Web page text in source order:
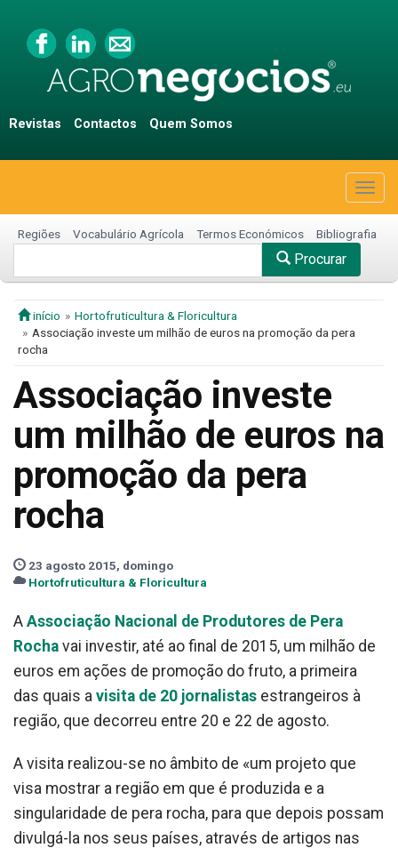
Revistas Contactos Quem Somos
Regiões Vocabulário Agrícola Termos Económicos Bibliografia
Procurar
início
Hortofruticultura & Floricultura
Associação investe um milhão de euros na promoção da pera
rocha
Associação investe
um milhão de euros na
promoção da pera
rocha
23 agosto 2015, domingo
Hortofruticultura & Floricultura
A Associação Nacional de Produtores de Pera
Rocha vai investir, até ao final de 2015, um milhão de
euros em ações de promoção do fruto, a primeira
das quais a visita de 20 jornalistas estrangeiros à
região, que decorreu entre 20 e 22 de agosto.
A visita realizou-se no âmbito de «um projeto que
visa mostrar a região em que é produzida e a
singularidade de pera rocha, para que depois possam
divulgá-la nos seus países, através de artigos nas